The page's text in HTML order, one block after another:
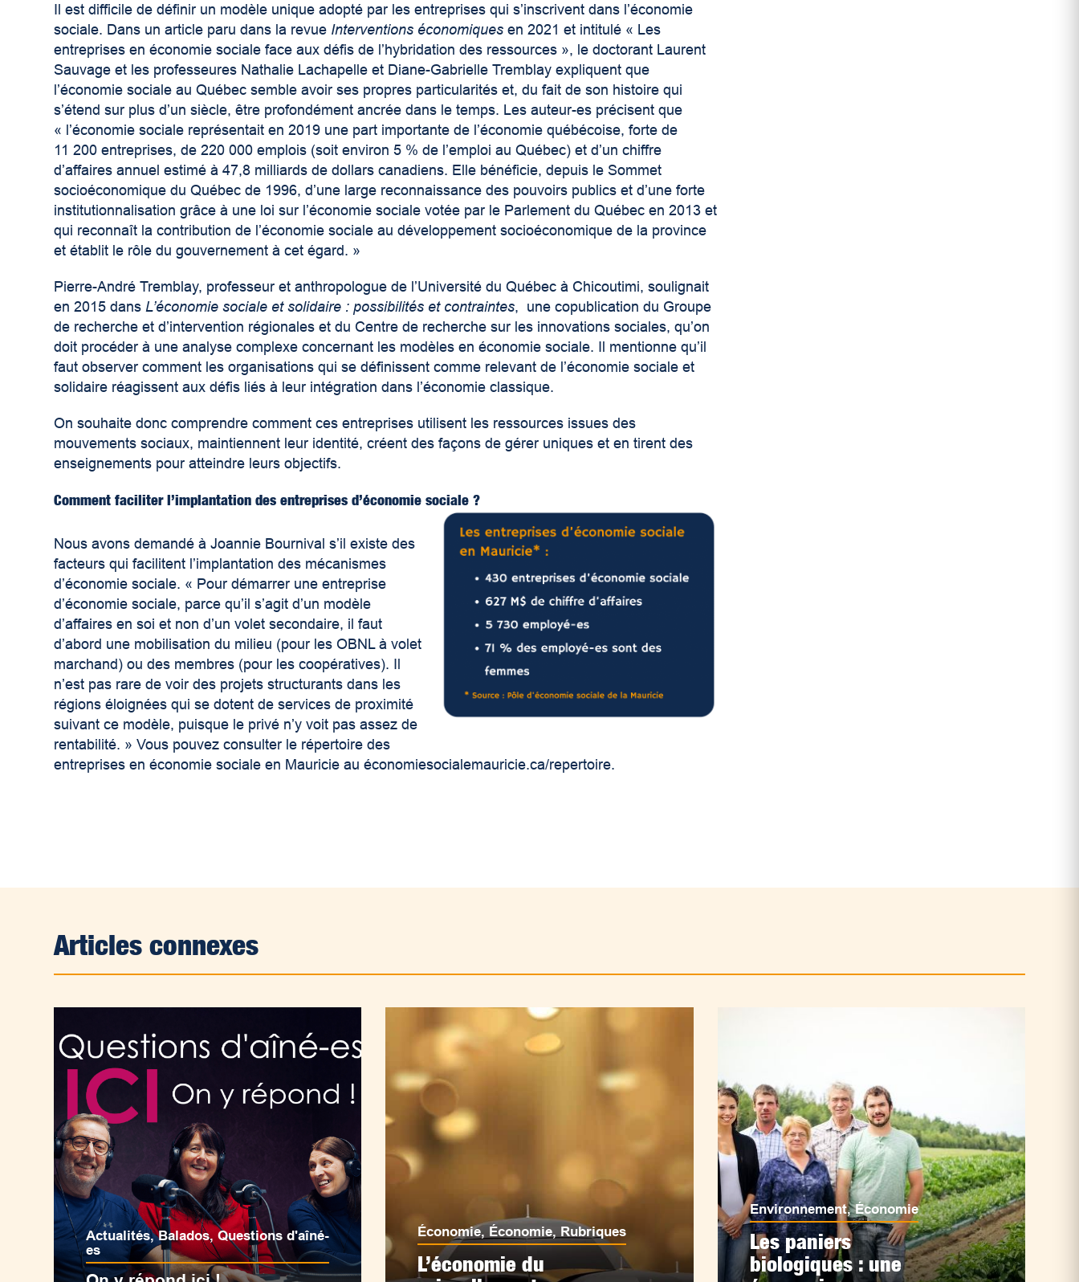
Il est difficile de définir un modèle unique adopté par les entreprises qui s’inscrivent dans l’économie
sociale. Dans un article paru dans la revue Interventions économiques en 2021 et intitulé « Les
entreprises en économie sociale face aux défis de l’hybridation des ressources », le doctorant Laurent
Sauvage et les professeures Nathalie Lachapelle et Diane-Gabrielle Tremblay expliquent que
l’économie sociale au Québec semble avoir ses propres particularités et, du fait de son histoire qui
s’étend sur plus d’un siècle, être profondément ancrée dans le temps. Les auteur-es précisent que
« l’économie sociale représentait en 2019 une part importante de l’économie québécoise, forte de
11 200 entreprises, de 220 000 emplois (soit environ 5 % de l’emploi au Québec) et d’un chiffre
d’affaires annuel estimé à 47,8 milliards de dollars canadiens. Elle bénéficie, depuis le Sommet
socioéconomique du Québec de 1996, d’une large reconnaissance des pouvoirs publics et d’une forte
institutionnalisation grâce à une loi sur l’économie sociale votée par le Parlement du Québec en 2013 et
qui reconnaît la contribution de l’économie sociale au développement socioéconomique de la province
et établit le rôle du gouvernement à cet égard. »
Pierre-André Tremblay, professeur et anthropologue de l’Université du Québec à Chicoutimi, soulignait
en 2015 dansL’économie sociale et solidaire : possibilités et contraintes, une copublication du Groupe
de recherche et d’intervention régionales et du Centre de recherche sur les innovations sociales, qu’on
doit procéder à une analyse complexe concernant les modèles en économie sociale. Il mentionne qu’il
faut observer comment les organisations qui se définissent comme relevant de l’économie sociale et
solidaire réagissent aux défis liés à leur intégration dans l’économie classique.
On souhaite donc comprendre comment ces entreprises utilisent les ressources issues des
mouvements sociaux, maintiennent leur identité, créent des façons de gérer uniques et en tirent des
enseignements pour atteindre leurs objectifs.
Comment faciliter l’implantation des entreprises d’économie sociale ?
Nous avons demandé à Joannie Bournival s’il existe des
facteurs qui facilitent l’implantation des mécanismes
d’économie sociale. « Pour démarrer une entreprise
d’économie sociale, parce qu’il s’agit d’un modèle
d’affaires en soi et non d’un volet secondaire, il faut
d’abord une mobilisation du milieu (pour les OBNL à volet
marchand) ou des membres (pour les coopératives). Il
n’est pas rare de voir des projets structurants dans les
régions éloignées qui se dotent de services de proximité
suivant ce modèle, puisque le privé n’y voit pas assez de
rentabilité. » Vous pouvez consulter le répertoire des
entreprises en économie sociale en Mauricie au économiesocialemauricie.ca/repertoire.
Articles connexes
Actualités,Balados,Questions d'aîné-
es
Économie, Économie, Rubriques
L’économie du
Environnement,Économie
Les paniers
biologiques : une